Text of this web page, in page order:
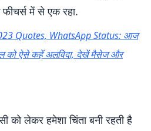
में से एक रहा.
Quotes, WhatsApp Status: आज
को ऐसे कहें अलविदा, देखें मैसेज और
को लेकर हमेशा चिंता बनी रहती है